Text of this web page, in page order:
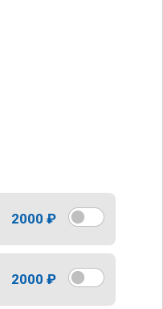
2000 ₽
2000 ₽